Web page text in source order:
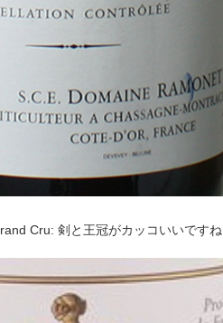
Cru: 剣と王冠がカッコいいですね